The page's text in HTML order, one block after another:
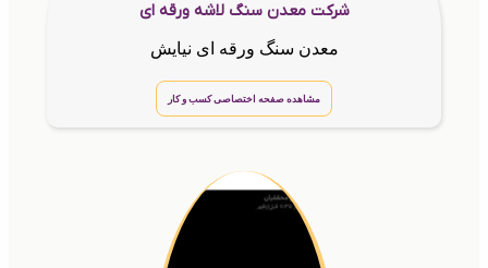
شرکت معدن سنگ لاشه ورقه ای
معدن سنگ ورقه ای نیایش
مشاهده صفحه اختصاصی کسب و کار